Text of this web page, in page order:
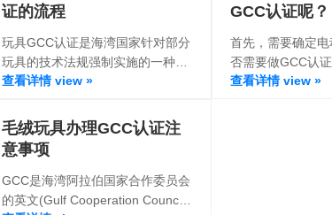
证的流程
玩具GCC认证是海湾国家针对部分
玩具的技术法规强制实施的一种认
证要求。GCC是海湾阿拉伯国家合
Council）的英文简称，由于该认证
涉及该委员会的所有成员国，因此
也常被称为海湾7国（沙特阿拉
伯、阿拉伯联合酋长国、科威特、
卡塔尔、也门共和国、巴林王国以
查看详情 view »
GCC认证呢？
首先，需要确定
否需要做GCC认
童玩具技术规范》
查看详情 view »
毛绒玩具办理GCC认证注
意事项
GCC是海湾阿拉伯国家合作委员会
的英文(Gulf Cooperation Council)